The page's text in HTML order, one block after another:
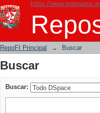
https://
Buscar
RepoFI Principal → Buscar
Buscar
Buscar: